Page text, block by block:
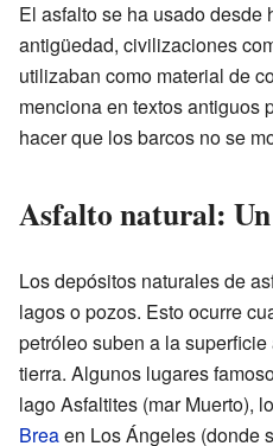
El asfalto se ha usado desde
antigüedad, civilizaciones
utilizaban como material de
menciona en textos antiguos
hacer que los barcos no se
Asfalto natural:
Los depósitos naturales de
lagos o pozos. Esto ocurre
petróleo suben a la
tierra. Algunos lugares
lago Asfaltites (mar Muerto),
Breaen Los Ángeles (donde